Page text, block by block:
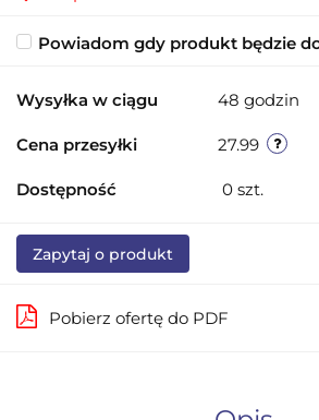
Powiadom gdy produkt będzie
Wysyłka w ciągu 48 godzin
Cena przesyłki 27.99
Dostępność 0 szt.
Zapytaj o produkt
Pobierz ofertę do PDF